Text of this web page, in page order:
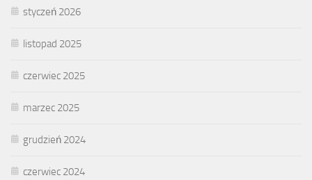
styczeń 2026
listopad 2025
czerwiec 2025
marzec 2025
grudzień 2024
czerwiec 2024